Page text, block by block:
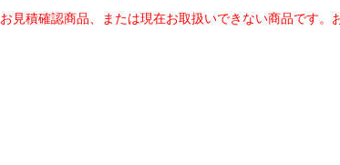
お見積確認商品、または現在お取扱いできない商品です。